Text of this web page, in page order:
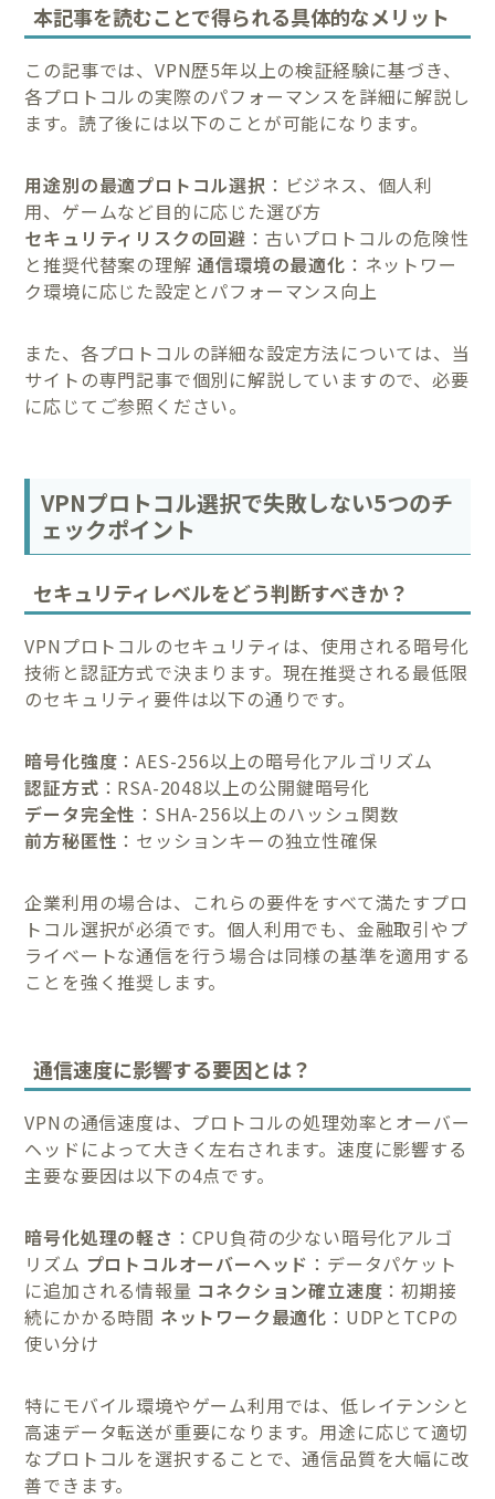
本記事を読むことで得られる具体的なメリット
この記事では、VPN歴5年以上の検証経験に基づき、
各プロトコルの実際のパフォーマンスを詳細に解説し
ます。読了後には以下のことが可能になります。
用途別の最適プロトコル選択 ：ビジネス、個人利
用、ゲームなど目的に応じた選び方
セキュリティリスクの回避 ：古いプロトコルの危険性
と推奨代替案の理解 通信環境の最適化 ：ネットワー
ク環境に応じた設定とパフォーマンス向上
また、各プロトコルの詳細な設定方法については、当
サイトの専門記事で個別に解説していますので、必要
に応じてご参照ください。
VPNプロトコル選択で失敗しない5つのチ
ェックポイント
セキュリティレベルをどう判断すべきか？
VPNプロトコルのセキュリティは、使用される暗号化
技術と認証方式で決まります。現在推奨される最低限
のセキュリティ要件は以下の通りです。
暗号化強度 ：AES-256以上の暗号化アルゴリズム
認証方式 ：RSA-2048以上の公開鍵暗号化
データ完全性 ：SHA-256以上のハッシュ関数
前方秘匿性 ：セッションキーの独立性確保
企業利用の場合は、これらの要件をすべて満たすプロ
トコル選択が必須です。個人利用でも、金融取引やプ
ライベートな通信を行う場合は同様の基準を適用する
ことを強く推奨します。
通信速度に影響する要因とは？
VPNの通信速度は、プロトコルの処理効率とオーバー
ヘッドによって大きく左右されます。速度に影響する
主要な要因は以下の4点です。
暗号化処理の軽さ ：CPU負荷の少ない暗号化アルゴ
リズム プロトコルオーバーヘッド ：データパケット
に追加される情報量 コネクション確立速度 ：初期接
続にかかる時間 ネットワーク最適化 ：UDPとTCPの
使い分け
特にモバイル環境やゲーム利用では、低レイテンシと
高速データ転送が重要になります。用途に応じて適切
なプロトコルを選択することで、通信品質を大幅に改
善できます。